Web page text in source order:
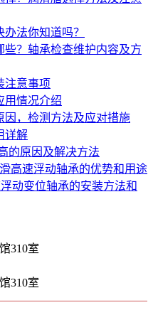
法你知道吗？
？轴承检查维护内容及方
注意事项
用情况介绍
因，检测方法及应对措施
详解
的原因及解决方法
高速浮动轴承的优势和用途
动变位轴承的安装方法和
310室
310室